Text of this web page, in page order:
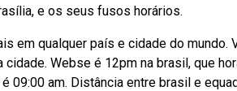
e os seus fusos horários.
em qualquer país e cidade do mundo.
Webse é 12pm na brasil, que
09:00 am. Distância entre brasil e